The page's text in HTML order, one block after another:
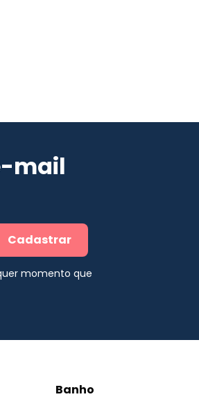
mail
Cadastrar
momento que
Banho